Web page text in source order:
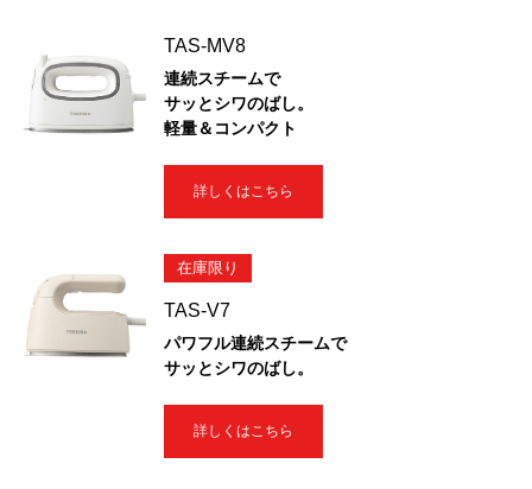
TAS-MV8
連続スチームで
サッとシワのばし。
軽量＆コンパクト
詳しくはこちら
在庫限り
TAS-V7
パワフル連続スチームで
サッとシワのばし。
詳しくはこちら